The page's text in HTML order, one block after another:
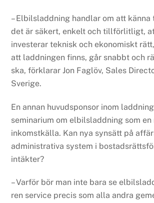
– Elbilsladdning handlar om att
det är säkert, enkelt och tillförlitligt,
investerar teknisk och ekonomiskt
att laddningen finns, går snabbt och
ska, förklarar Jon Faglöv, Sales
Sverige.
En annan huvudsponsor inom
seminarium om elbilsladdning som en
inkomstkälla. Kan nya synsätt på
administrativa system i
intäkter?
– Varför bör man inte bara se
ren service precis som alla andra